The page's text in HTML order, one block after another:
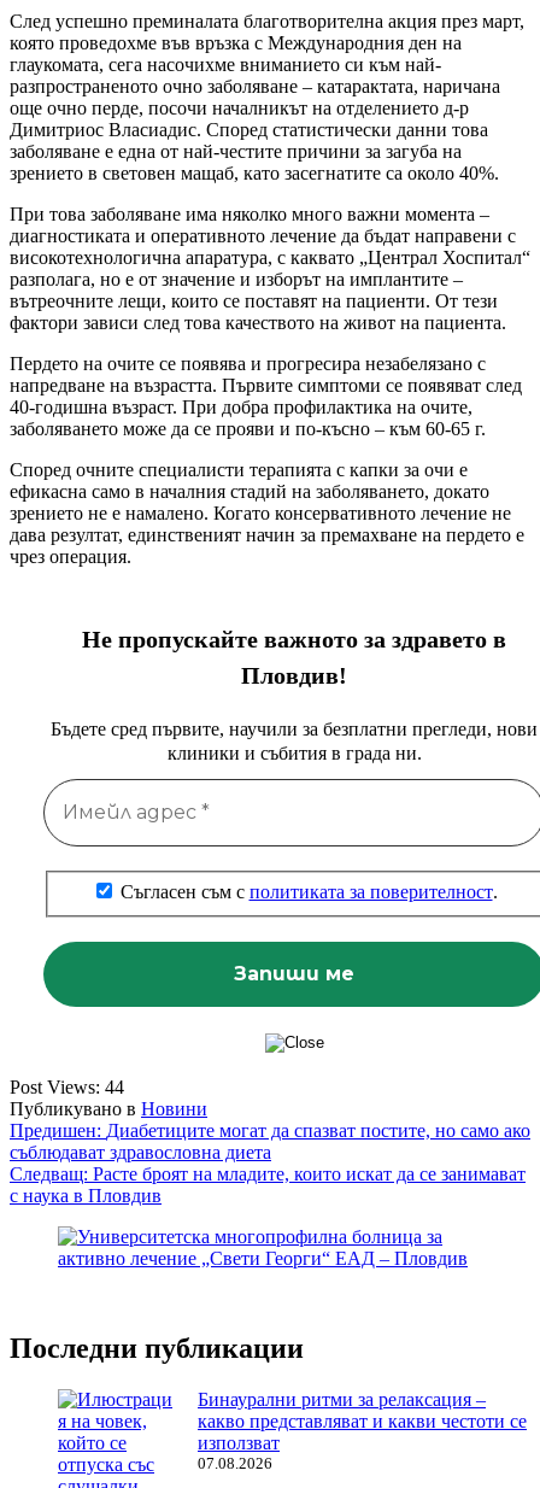
След успешно преминалата благотворителна акция през март,
която проведохме във връзка с Международния ден на
глаукомата, сега насочихме вниманието си към най-
разпространеното очно заболяване – катарактата, наричана
още очно перде, посочи началникът на отделението д-р
Димитриос Власиадис. Според статистически данни това
заболяване е една от най-честите причини за загуба на
зрението в световен мащаб, като засегнатите са около 40%.
При това заболяване има няколко много важни момента –
диагностиката и оперативното лечение да бъдат направени с
високотехнологична апаратура, с каквато „Централ Хоспитал“
разполага, но е от значение и изборът на имплантите –
вътреочните лещи, които се поставят на пациенти. От тези
фактори зависи след това качеството на живот на пациента.
Пердето на очите се появява и прогресира незабелязано с
напредване на възрастта. Първите симптоми се появяват след
40-годишна възраст. При добра профилактика на очите,
заболяването може да се прояви и по-късно – към 60-65 г.
Според очните специалисти терапията с капки за очи е
ефикасна само в началния стадий на заболяването, докато
зрението не е намалено. Когато консервативното лечение не
дава резултат, единственият начин за премахване на пердето е
чрез операция.
Не пропускайте важното за здравето в
Пловдив!
Бъдете сред първите, научили за безплатни прегледи, нови
клиники и събития в града ни.
Съгласен съм с политиката за поверителност.
Post Views: 44
Публикувано в Новини
Навигация
Предишен: Диабетиците могат да спазват постите, но само ако
съблюдават здравословна диета
Следващ: Расте броят на младите, които искат да се занимават
с наука в Пловдив
Последни публикации
Бинаурални ритми за релаксация –
какво представляват и какви честоти се
използват
07.08.2026